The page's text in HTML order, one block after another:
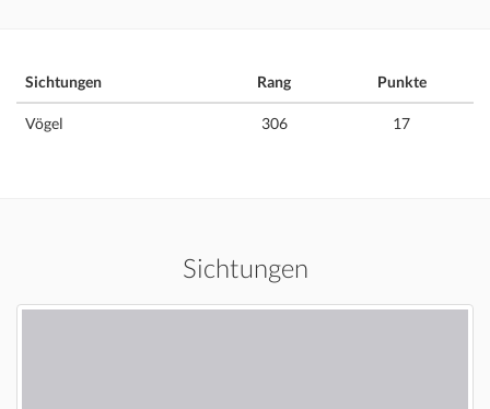
Sichtungen Rang Punkte
Vögel 306 17
Sichtungen